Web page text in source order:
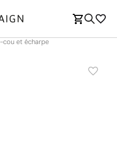
cou et écharpe